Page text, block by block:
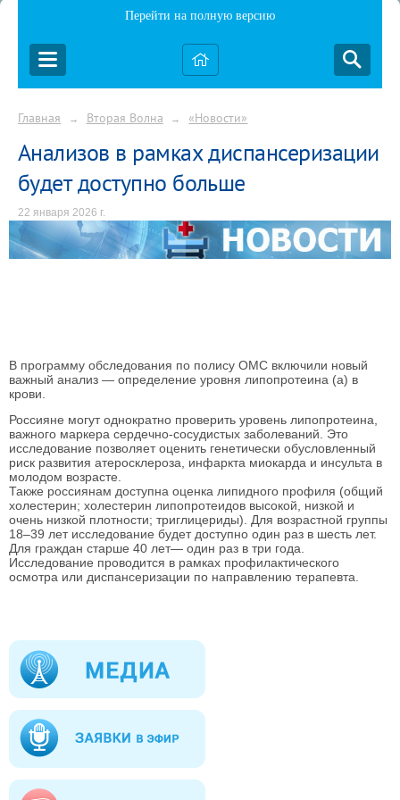
Перейти на полную версию
Главная → Вторая Волна → «Новости»
Анализов в рамках диспансеризации
будет доступно больше
22 января 2026 г.
В программу обследования по полису ОМС включили новый
важный анализ — определение уровня липопротеина (а) в
крови.
Россияне могут однократно проверить уровень липопротеина,
важного маркера сердечно-сосудистых заболеваний. Это
исследование позволяет оценить генетически обусловленный
риск развития атеросклероза, инфаркта миокарда и инсульта в
молодом возрасте.
Также россиянам доступна оценка липидного профиля (общий
холестерин; холестерин липопротеидов высокой, низкой и
очень низкой плотности; триглицериды). Для возрастной группы
18–39 лет исследование будет доступно один раз в шесть лет.
Для граждан старше 40 лет— один раз в три года.
Исследование проводится в рамках профилактического
осмотра или диспансеризации по направлению терапевта.